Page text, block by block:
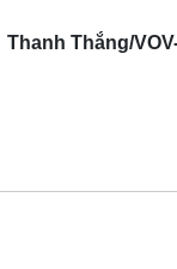
Thanh Thắng/